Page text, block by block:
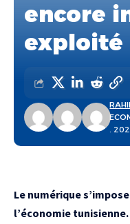
encore
exploité
.
Le numérique
l’économie